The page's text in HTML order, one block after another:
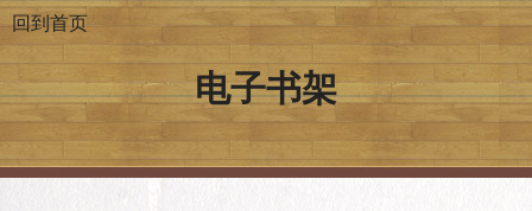
回到首页
电子书架